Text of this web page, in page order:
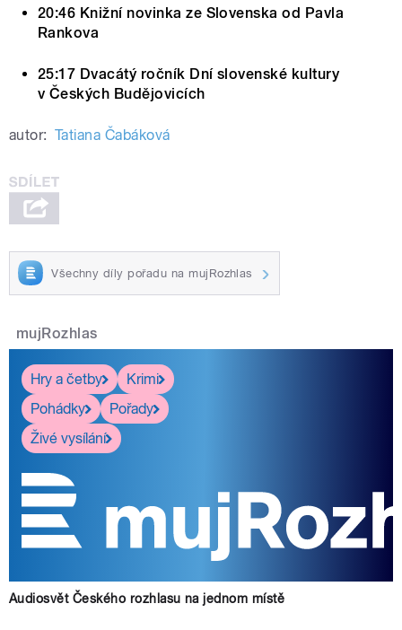
20:46 Knižní novinka ze Slovenska od Pavla
Rankova
25:17 Dvacátý ročník Dní slovenské kultury
v Českých Budějovicích
autor: Tatiana Čabáková
Všechny díly pořadu na mujRozhlas
mujRozhlas
Hry a četby
Krimi
Pohádky
Pořady
Živé vysílání
Audiosvět Českého rozhlasu na jednom místě